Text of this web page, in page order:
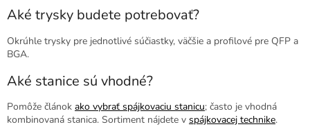
Aké trysky budete potrebovať?
Okrúhle trysky pre jednotlivé súčiastky, väčšie a profilové pre QFP a
BGA.
Aké stanice sú vhodné?
Pomôže článok ako vybrať spájkovaciu stanicu; často je vhodná
kombinovaná stanica. Sortiment nájdete v spájkovacej technike.